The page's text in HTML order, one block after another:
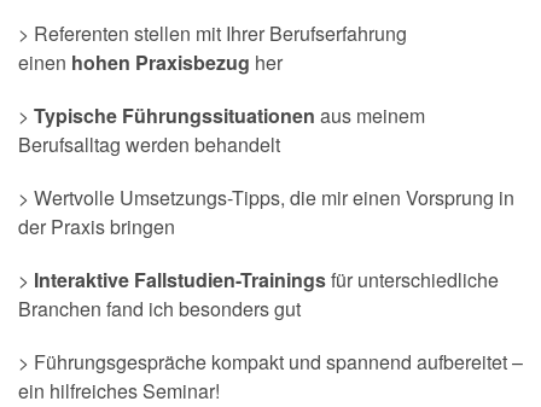
> Referenten stellen mit Ihrer Berufserfahrung
einen hohen Praxisbezug her
> Typische Führungssituationen aus meinem
Berufsalltag werden behandelt
> Wertvolle Umsetzungs-Tipps, die mir einen Vorsprung in
der Praxis bringen
> Interaktive Fallstudien-Trainingsfür unterschiedliche
Branchen fand ich besonders gut
> Führungsgespräche kompakt und spannend aufbereitet –
ein hilfreiches Seminar!